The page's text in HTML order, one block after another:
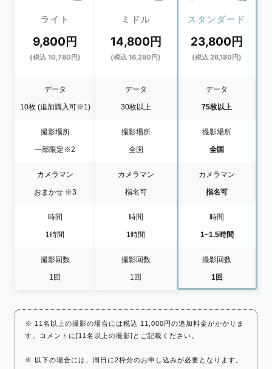
ライト
9,800円
(税込 10,780円)
データ
10枚 (追加購入可※1)
撮影場所
一部限定※2
カメラマン
おまかせ ※3
時間
1時間
撮影回数
1回
ミドル
14,800円
(税込 16,280円)
データ
30枚以上
撮影場所
全国
カメラマン
指名可
時間
1時間
撮影回数
1回
スタンダード
23,800円
(税込 26,180円)
データ
75枚以上
撮影場所
全国
カメラマン
指名可
時間
1~1.5時間
撮影回数
1回
※ 11名以上の撮影の場合には税込 11,000円の追加料金がかかりま
す。コメントに[11名以上の撮影]とご記載ください。
※ 以下の場合には、同日に2枠分のお申し込みが必要となります。